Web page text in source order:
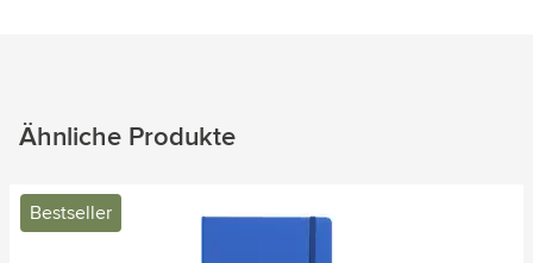
Ähnliche Produkte
Bestseller